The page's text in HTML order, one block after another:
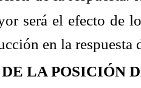
será el efecto de
en la respuesta
LA POSICIÓN